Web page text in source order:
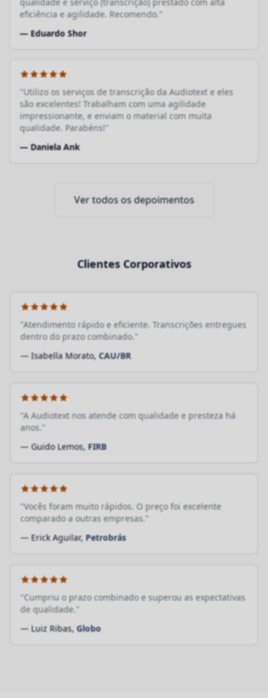
eficiência e agilidade. Recomendo."
— Eduardo Shor
"Utilizo os serviços de transcrição da Audiotext e eles
são excelentes! Trabalham com uma agilidade
impressionante, e enviam o material com muita
qualidade. Parabéns!"
— Daniela Ank
Ver todos os depoimentos
Clientes Corporativos
"Atendimento rápido e eficiente. Transcrições entregues
dentro do prazo combinado."
— Isabella Morato, CAU/BR
"A Audiotext nos atende com qualidade e presteza há
anos."
— Guido Lemos, FIRB
"Vocês foram muito rápidos. O preço foi excelente
comparado a outras empresas."
— Erick Aguilar, Petrobrás
"Cumpriu o prazo combinado e superou as expectativas
de qualidade."
— Luiz Ribas, Globo